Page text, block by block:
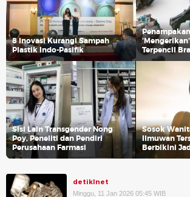
8 Inovasi Kurangi Sampah
Plastik Indo-Pasifik
Terpencil
Sisi Lain Transgender Nong
Poy, Peneliti dan Pendiri
Perusahaan Farmasi
Sosok
Ilmuwan
Berbikini
detikInet
Minggu, 11 Jan 2026 05:45 WIB